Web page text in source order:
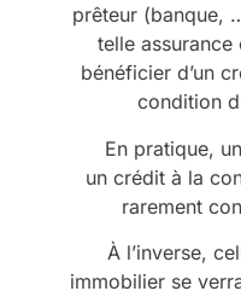
prêteur (banque,
telle
bénéficier d’un
condition
En pratique,
un crédit à la
rarement
À l’inverse,
immobilier se